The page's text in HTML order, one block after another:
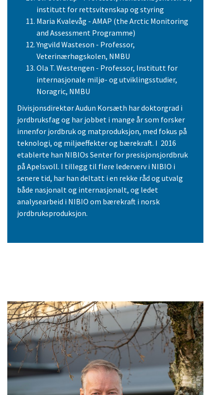
institutt for rettsvitenskap og styring
Maria Kvalevåg - AMAP (the Arctic Monitoring
and Assessment Programme)
Yngvild Wasteson - Professor,
Veterinærhøgskolen, NMBU
Ola T. Westengen - Professor, Institutt for
internasjonale miljø- og utviklingsstudier,
Noragric, NMBU
Divisjonsdirektør Audun Korsæth har doktorgrad i
jordbruksfag og har jobbet i mange år som forsker
innenfor jordbruk og matproduksjon, med fokus på
teknologi, og miljøeffekter og bærekraft. I 2016
etablerte han NIBIOs Senter for presisjonsjordbruk
på Apelsvoll. I tillegg til flere lederverv i NIBIO i
senere tid, har han deltatt i en rekke råd og utvalg
både nasjonalt og internasjonalt, og ledet
analysearbeid i NIBIO om bærekraft i norsk
jordbruksproduksjon.